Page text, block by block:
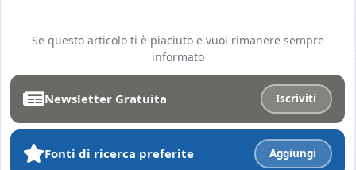
Se questo articolo ti è piaciuto e vuoi rimanere sempre
informato
Newsletter Gratuita Iscriviti
Fonti di ricerca preferite Aggiungi